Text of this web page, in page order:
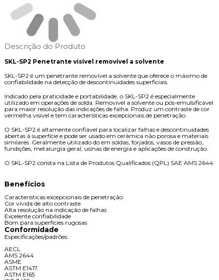
Descrição do Produto
SKL-SP2 Penetrante visível removível a solvente
SKL-SP2 é um penetrante removível a solvente que oferece o máximo de
confiabilidade na detecção de descontinuidades superficiais.
Indicado pela praticidade e portabilidade, o SKL-SP2 é especialmente
utilizado em operações de solda. Removível a solvente ou pós-emulsificável
para maior resolução das indicações de falha. Produz um contraste de cor
vermelha visível e tem características excepcionais de penetração.
O SKL-SP2 é altamente confiável para localizar falhas e descontinuidades
abertas à superfície e pode ser usado em cerâmica não porosa e materiais
similares. Geralmente utilizado do em soldas, forjados, vasos de pressão,
fundições, metalurgia geral, usinas de energia e aplicações de construção.
O SKL-SP2 consta na Lista de Produtos Qualificados (QPL) SAE AMS 2644.
Benefícios
Características excepcionais de penetração
Cor vívida de alto contraste
Alta resolução na indicação de falhas
Excelente confiabilidade
Bom para superfícies rugosas
Conformidade
Especificações/padrões:
AECL
AMS 2644
ASME
ASTM E1417
ASTM E165